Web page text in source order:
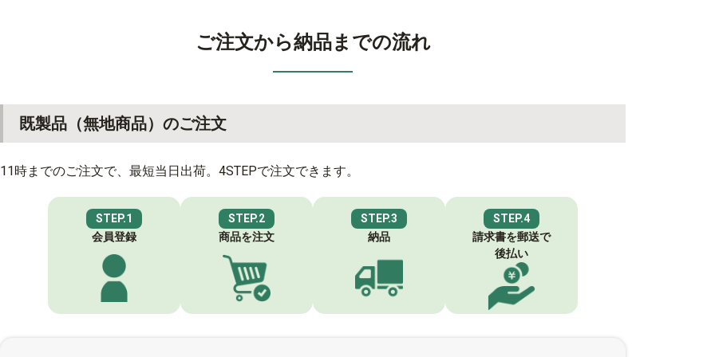
ご注文から納品までの流れ
既製品（無地商品）のご注文
11時までのご注文で、最短当日出荷。4STEPで注文できます。
STEP.1
会員登録
STEP.2
商品を注文
STEP.3
納品
STEP.4
請求書を郵送で
後払い